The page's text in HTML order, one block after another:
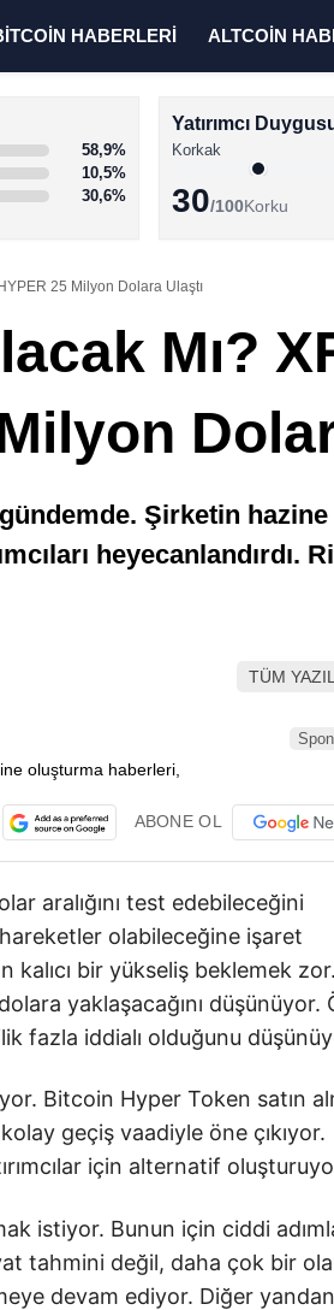
HABERLERİ ALTCOİN
58,9%
10,5%
30,6%
Yatırımcı
Korkak
30/100Korku
25 Milyon Dolara Ulaştı
Mı?
Şirketin
heyecanlandırdı.
TÜM
ABONE OL
aralığını test edebileceğini
olabileceğine işaret
kalıcı bir yükseliş beklemek zor.
yaklaşacağını düşünüyor.
fazla iddialı olduğunu
Bitcoin Hyper Token satın
geçiş vaadiyle öne çıkıyor.
için alternatif
istiyor. Bunun için ciddi
tahmini değil, daha çok bir
devam ediyor. Diğer yandan